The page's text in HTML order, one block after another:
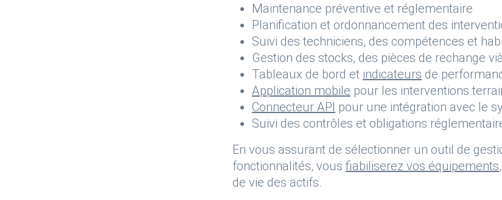
Maintenance préventive et réglementaire
Planification et ordonnancement des
Suivi des techniciens, des compétences et
Gestion des stocks, des pièces de rechange
Tableaux de bord et indicateurs de
Application mobile pour les interventions
Connecteur API pour une intégration avec le
Suivi des contrôles et obligations
En vous assurant de sélectionner un outil de
fonctionnalités, vous fiabiliserez vos équipements
de vie des actifs.